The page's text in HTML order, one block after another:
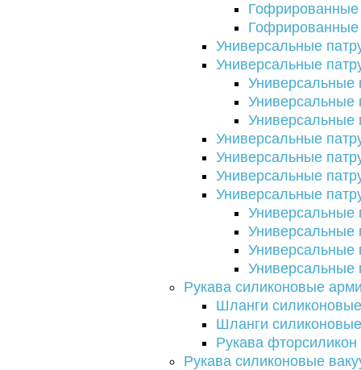
Гофрированные
Гофрированные
Универсальные
Универсальные
Универсальные
Универсальные
Универсальные
Универсальные
Универсальные
Универсальные
Универсальные
Универсальные
Универсальные
Универсальные
Универсальные
Рукава силиконовые
Шланги
Шланги
Рукава фторсиликон
Рукава силиконовые